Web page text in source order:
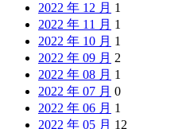
2022 年 12 月 1
2022 年 11 月 1
2022 年 10 月 1
2022 年 09 月 2
2022 年 08 月 1
2022 年 07 月 0
2022 年 06 月 1
2022 年 05 月 12